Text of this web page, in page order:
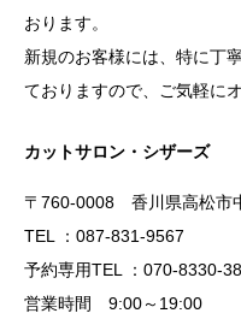
おります。
新規のお客様には、特に丁
ておりますので、ご気軽に
カットサロン・シザーズ
〒760-0008 香川県高松市
TEL ：087-831-9567
予約専用TEL ：070-8330-
営業時間 9:00～19:00